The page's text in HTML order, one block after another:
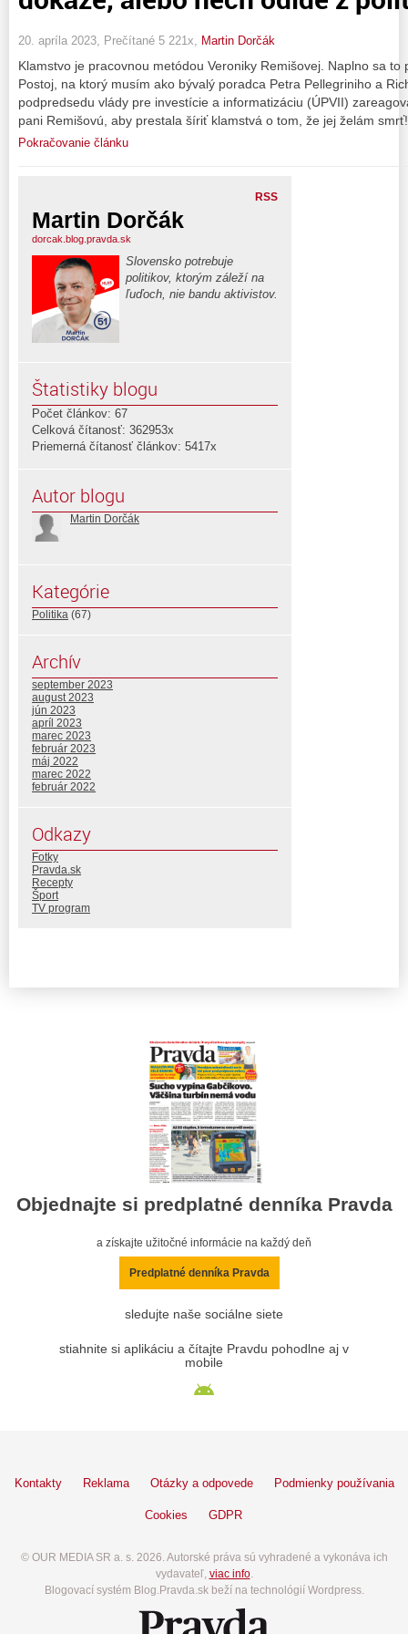
20. apríla 2023, Prečítané 5 221x, Martin Dorčák
Klamstvo je pracovnou metódou Veroniky Remišovej. Naplno sa
Postoj, na ktorý musím ako bývalý poradca Petra Pellegriniho a
podpredsedu vlády pre investície a informatizáciu (ÚPVII)
pani Remišovú, aby prestala šíriť klamstvá o tom, že jej želám
Pokračovanie článku
RSS
Martin Dorčák
dorcak.blog.pravda.sk
Slovensko potrebuje
politikov, ktorým záleží na
ľuďoch, nie bandu aktivistov.
Štatistiky blogu
Počet článkov: 67
Celková čítanosť: 362953x
Priemerná čítanosť článkov: 5417x
Autor blogu
Martin Dorčák
Kategórie
Politika (67)
Archív
september 2023
august 2023
jún 2023
apríl 2023
marec 2023
február 2023
máj 2022
marec 2022
február 2022
Odkazy
Fotky
Pravda.sk
Recepty
Šport
TV program
Objednajte si predplatné denníka Pravda
a získajte užitočné informácie na každý deň
Predplatné denníka Pravda
sledujte naše sociálne siete
stiahnite si aplikáciu a čítajte Pravdu pohodlne aj v
mobile
Kontakty Reklama Otázky a odpovede Podmienky používania
Cookies GDPR
© OUR MEDIA SR a. s. 2026. Autorské práva sú vyhradené a vykonáva ich
vydavateľ, viac info.
Blogovací systém Blog.Pravda.sk beží na technológií Wordpress.